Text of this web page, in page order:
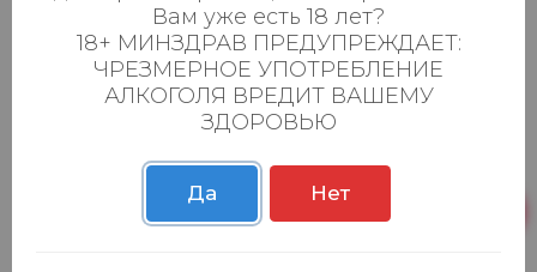
Магистральная 22д
Пн-Вс с 08:00 до
23:00
Осиновская 2В,
Пестрецы
Пн-Вс с 09:00 до
23:00
37 шт.
23:00
Вам уже есть 18 лет?
18+ МИНЗДРАВ ПРЕДУПРЕЖДАЕТ:
ЧРЕЗМЕРНОЕ УПОТРЕБЛЕНИЕ
АЛКОГОЛЯ ВРЕДИТ ВАШЕМУ
ЗДОРОВЬЮ
Да Нет